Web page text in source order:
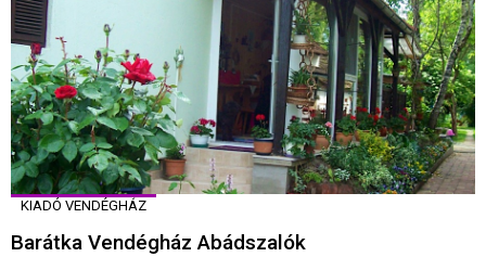
KIADÓ VENDÉGHÁZ
Barátka Vendégház Abádszalók